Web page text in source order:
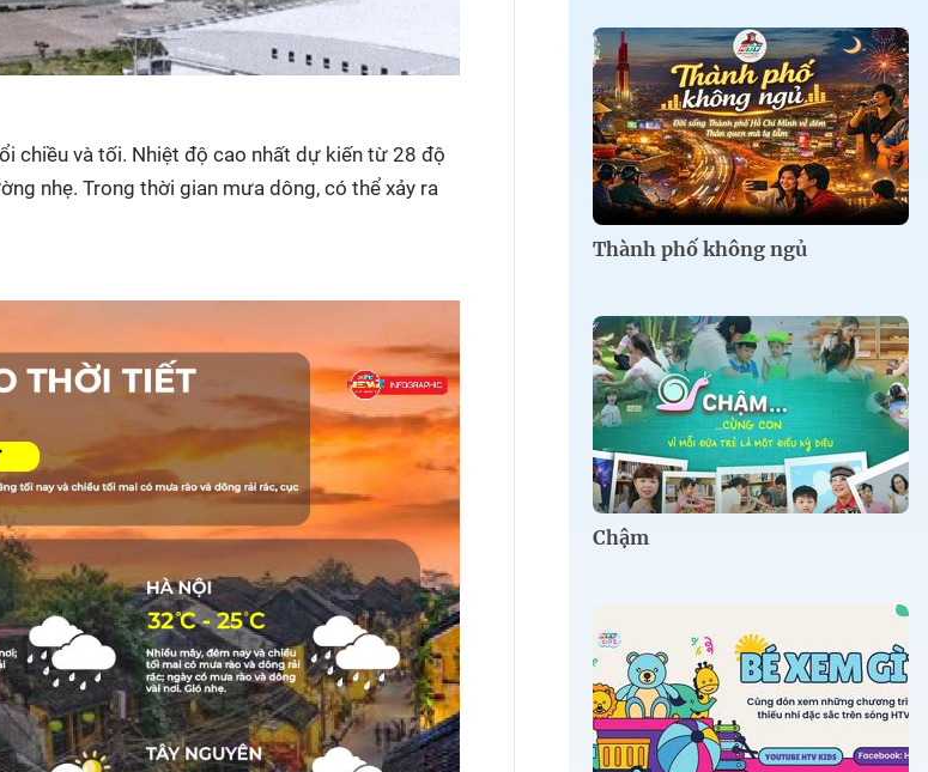
chiều và tối. Nhiệt độ cao nhất dự kiến từ 28 độ
nhẹ. Trong thời gian mưa dông, có thể xảy ra
Thành phố không ngủ
Chậm